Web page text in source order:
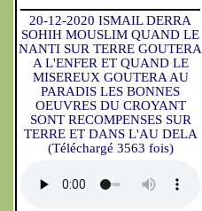
20-12-2020 ISMAIL DERRA
SOHIH MOUSLIM QUAND LE
NANTI SUR TERRE GOUTERA
A L'ENFER ET QUAND LE
MISEREUX GOUTERA AU
PARADIS LES BONNES
OEUVRES DU CROYANT
SONT RECOMPENSES SUR
TERRE ET DANS L'AU DELA
(Téléchargé 3563 fois)